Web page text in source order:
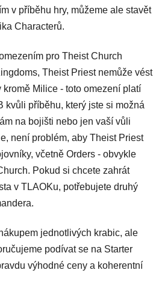
v příběhu hry, můžeme ale stavět
Characterů.
pro Theist Church
Theist Priest nemůže vést
Milice - toto omezení platí
kvůli příběhu, který jste si možná
na bojišti nebo jen vaší vůli
není problém, aby Theist Priest
včetně Orders - obvykle
Pokud si chcete zahrát
v TLAOKu, potřebujete druhý
jednotlivých krabic, ale
podívat se na Starter
výhodné ceny a koherentní